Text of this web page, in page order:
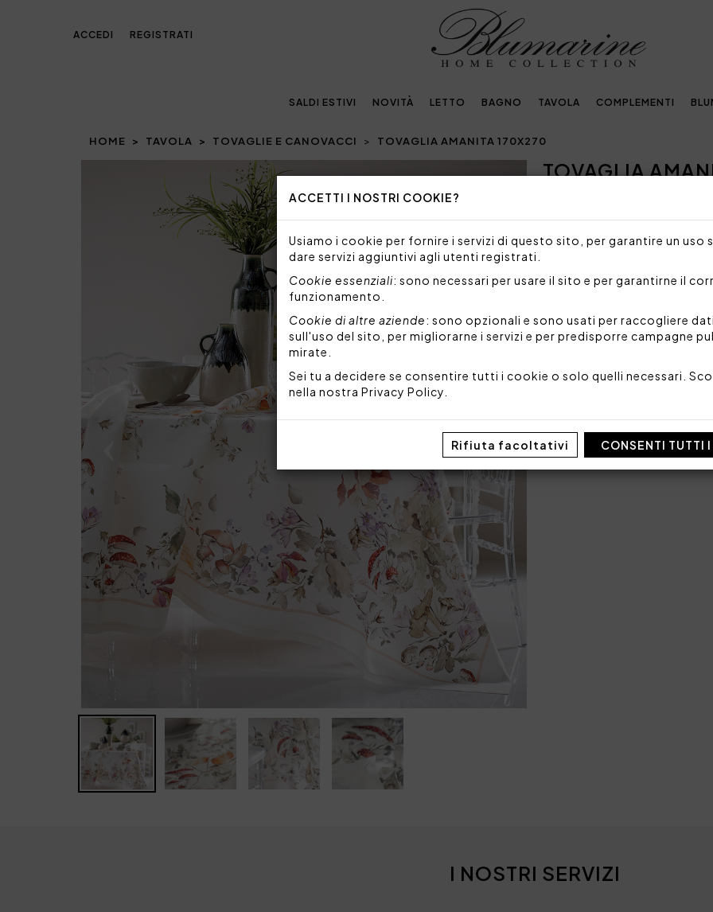
ACCETTI I NOSTRI COOKIE?
Usiamo i cookie per fornire i servizi di questo sito, per garantire un uso
dare servizi aggiuntivi agli utenti registrati.
Cookie essenziali: sono necessari per usare il sito e per garantirne il
funzionamento.
Cookie di altre aziende: sono opzionali e sono usati per raccogliere
sull'uso del sito, per migliorarne i servizi e per predisporre campagne
mirate.
Sei tu a decidere se consentire tutti i cookie o solo quelli necessari.
nella nostra Privacy Policy
Rifiuta facoltativi CONSENTI TUTTI
ACCEDI REGISTRATI
SALDI ESTIVI NOVITÀ LETTO BAGNO TAVOLA COMPLEMENTI
HOME TAVOLA TOVAGLIE E CANOVACCI TOVAGLIA AMANITA 170X270
Prev NextTOVAGLIA
Siamo spiacenti, ma al
prodotto.
Tovaglia in lino con stampa
trama, elegantemente
Misure: 170x270 cm
Tessuto: 100% lino
I tovaglioli non sono
Made in Italy
Dimensioni: 170 x 270
Imballo: Scatola
I NOSTRI SERVIZI